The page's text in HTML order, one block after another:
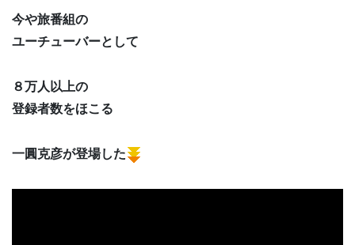
今や旅番組の
ユーチューバーとして
８万人以上の
登録者数をほこる
一圓克彦が登場した